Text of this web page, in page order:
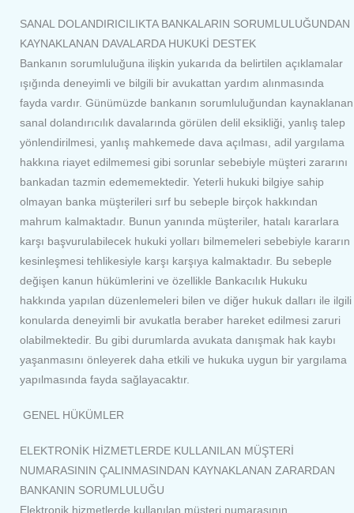
SANAL DOLANDIRICILIKTA BANKALARIN SORUMLULUĞUNDAN
KAYNAKLANAN DAVALARDA HUKUKİ DESTEK
Bankanın sorumluluğuna ilişkin yukarıda da belirtilen açıklamalar
ışığında deneyimli ve bilgili bir avukattan yardım alınmasında
fayda vardır. Günümüzde bankanın sorumluluğundan kaynaklanan
sanal dolandırıcılık davalarında görülen delil eksikliği, yanlış talep
yönlendirilmesi, yanlış mahkemede dava açılması, adil yargılama
hakkına riayet edilmemesi gibi sorunlar sebebiyle müşteri zararını
bankadan tazmin edememektedir. Yeterli hukuki bilgiye sahip
olmayan banka müşterileri sırf bu sebeple birçok hakkından
mahrum kalmaktadır. Bunun yanında müşteriler, hatalı kararlara
karşı başvurulabilecek hukuki yolları bilmemeleri sebebiyle kararın
kesinleşmesi tehlikesiyle karşı karşıya kalmaktadır. Bu sebeple
değişen kanun hükümlerini ve özellikle Bankacılık Hukuku
hakkında yapılan düzenlemeleri bilen ve diğer hukuk dalları ile ilgili
konularda deneyimli bir avukatla beraber hareket edilmesi zaruri
olabilmektedir. Bu gibi durumlarda avukata danışmak hak kaybı
yaşanmasını önleyerek daha etkili ve hukuka uygun bir yargılama
yapılmasında fayda sağlayacaktır.
GENEL HÜKÜMLER
ELEKTRONİK HİZMETLERDE KULLANILAN MÜŞTERİ
NUMARASININ ÇALINMASINDAN KAYNAKLANAN ZARARDAN
BANKANIN SORUMLULUĞU
Elektronik hizmetlerde kullanılan müşteri numarasının